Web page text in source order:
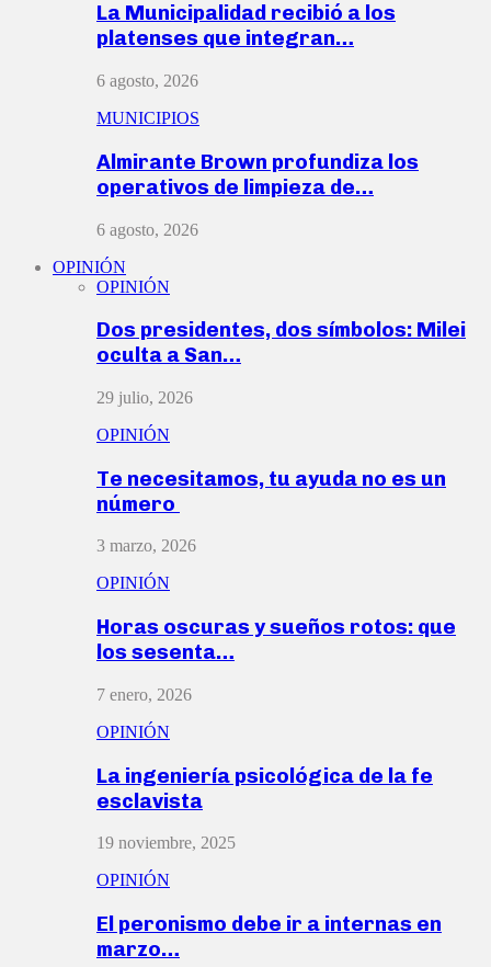
La Municipalidad recibió a los
platenses que integran…
6 agosto, 2026
MUNICIPIOS
Almirante Brown profundiza los
operativos de limpieza de…
6 agosto, 2026
OPINIÓN
OPINIÓN
Dos presidentes, dos símbolos: Milei
oculta a San…
29 julio, 2026
OPINIÓN
Te necesitamos, tu ayuda no es un
número
3 marzo, 2026
OPINIÓN
Horas oscuras y sueños rotos: que
los sesenta…
7 enero, 2026
OPINIÓN
La ingeniería psicológica de la fe
esclavista
19 noviembre, 2025
OPINIÓN
El peronismo debe ir a internas en
marzo…